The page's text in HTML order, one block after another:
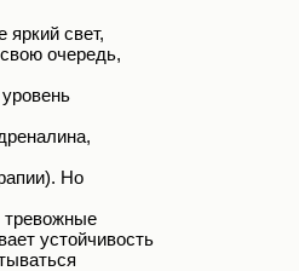
свет,
очередь,
Но
тревожные
устойчивость